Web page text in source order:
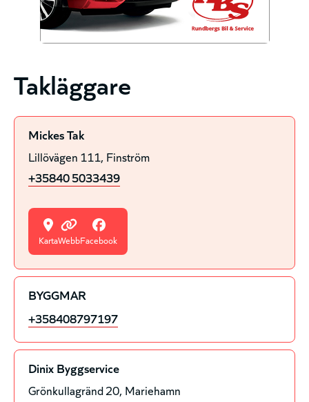
Takläggare
Mickes Tak
Lillövägen 111 Finström
+35840 5033439
KartaWebbFacebook
BYGGMAR
+358408797197
Dinix Byggservice
Grönkullagränd 20 Mariehamn